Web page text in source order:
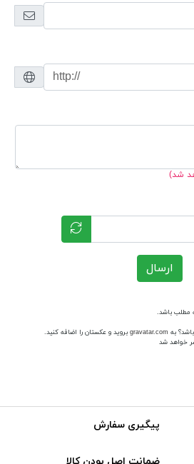
شد)
ارسال
مطلب باشد.
به gravatar.com بروید و عکستان را اضافه کنید.
خواهد شد
پیگیری سفارش